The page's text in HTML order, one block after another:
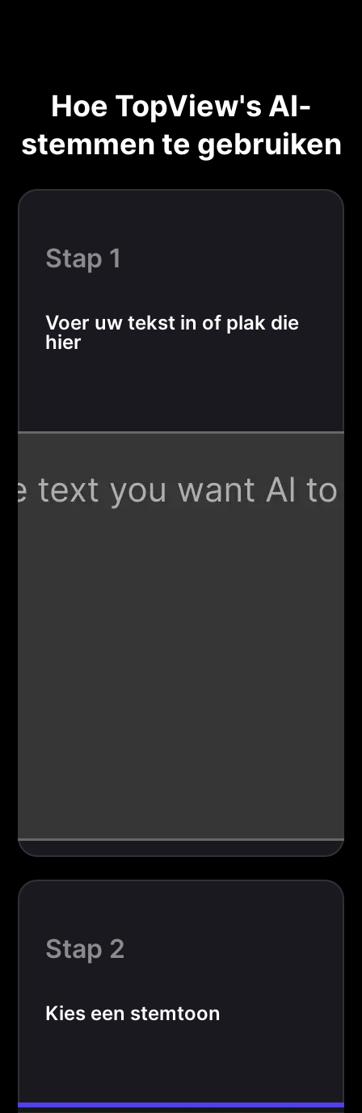
Hoe TopView's AI-
stemmen te gebruiken
Stap 1
Voer uw tekst in of plak die
hier
Stap 2
Kies een stemtoon